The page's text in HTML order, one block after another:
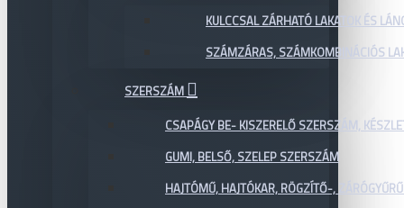
KULCCSAL ZÁRHATÓ LAKATOK ÉS
SZÁMZÁRAS, SZÁMKOMBINÁCIÓS
SZERSZÁM
CSAPÁGY BE- KISZERELŐ SZERSZÁM,
GUMI, BELSŐ, SZELEP SZERSZÁM
HAJTÓMŰ, HAJTÓKAR, RÖGZÍTŐ-,